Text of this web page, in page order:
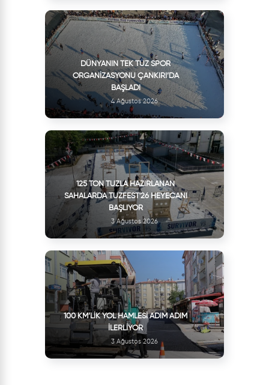
DÜNYANIN TEK TUZ SPOR
ORGANIZASYONU ÇANKIRI’DA
BAŞLADI
4 Ağustos 2026
125 TON TUZLA HAZIRLANAN
SAHALARDA TUZFEST'26 HEYECANI
BAŞLIYOR
3 Ağustos 2026
100 KM’LIK YOL HAMLESI ADIM ADIM
İLERLIYOR
3 Ağustos 2026